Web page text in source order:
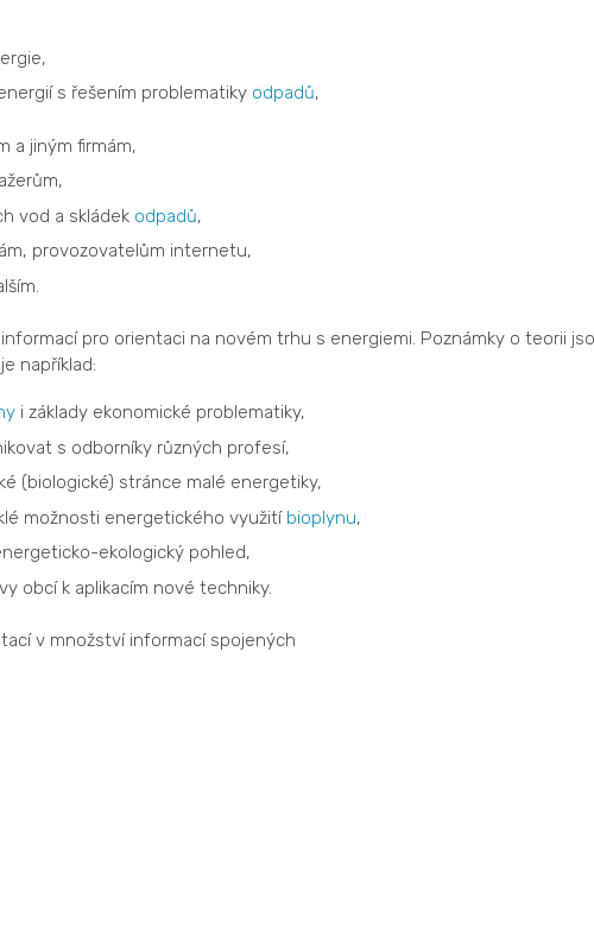
s řešením problematiky odpadů,
a jiným firmám,
vod a skládek odpadů,
provozovatelům internetu,
pro orientaci na novém trhu s energiemi. Poznámky o teorii
například:
i základy ekonomické problematiky,
s odborníky různých profesí,
(biologické) stránce malé energetiky,
možnosti energetického využití bioplynu,
ekologický pohled,
obcí k aplikacím nové techniky.
v množství informací spojených